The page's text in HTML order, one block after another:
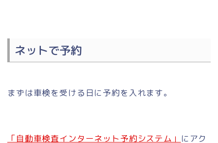
ネットで予約
まずは車検を受ける日に予約を入れます。
「自動車検査インターネット予約システム」 にアク